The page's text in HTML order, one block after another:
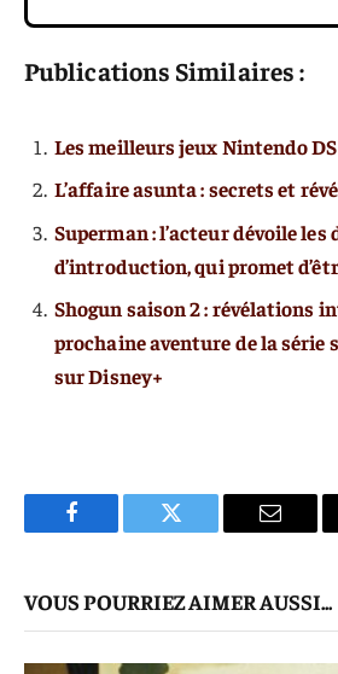
Publications Similaires :
Les meilleurs jeux Nintendo DS
L’affaire asunta : secrets et
Superman : l’acteur dévoile les
d’introduction, qui promet
Shogun saison 2 : révélations
prochaine aventure de la série
sur Disney+
Facebook Twitter
E-
VOUS POURRIEZ AIMER AUSSI...